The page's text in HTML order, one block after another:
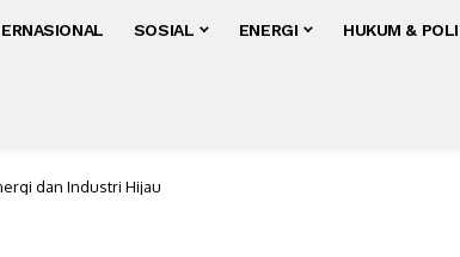
SOSIAL ENERGI HUKUM &
dan Industri Hijau